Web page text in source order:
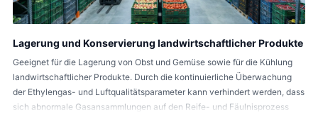
Lagerung und Konservierung landwirtschaftlicher Produkte
Geeignet für die Lagerung von Obst und Gemüse sowie für die Kühlung
landwirtschaftlicher Produkte. Durch die kontinuierliche Überwachung
der Ethylengas- und Luftqualitätsparameter kann verhindert werden, dass
sich abnormale Gasansammlungen auf den Reife- und Fäulnisprozess